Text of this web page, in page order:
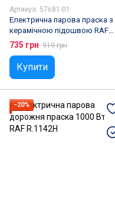
Артикул: 57681-01
Електрична парова праска з
керамічною підошвою RAF
R.1237 Праска з функцією
відпарювання,Чорний
735 грн 919 грн
Купити
−20%